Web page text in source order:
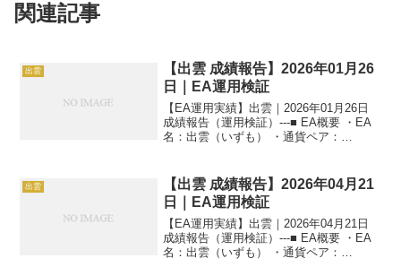
関連記事
出雲
【出雲 成績報告】2026年01月26
日｜EA運用検証
【EA運用実績】出雲｜2026年01月26日
成績報告（運用検証）---■ EA概要 ・EA
名：出雲（いずも） ・通貨ペア：
稼働 ---■ 本日の運用成績...
出雲
【出雲 成績報告】2026年04月21
日｜EA運用検証
【EA運用実績】出雲｜2026年04月21日
成績報告（運用検証）---■ EA概要 ・EA
名：出雲（いずも） ・通貨ペア：